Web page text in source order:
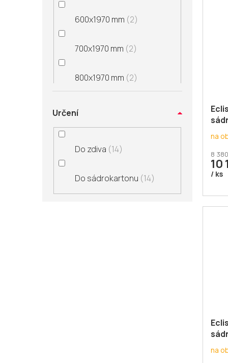
600x1970 mm 2
700x1970 mm 2
800x1970 mm 2
900x1970 mm
800+800x1970 mm 2
Určení
Do zdiva 14
Do sádrokartonu 14
na
8
10
/ ks
na